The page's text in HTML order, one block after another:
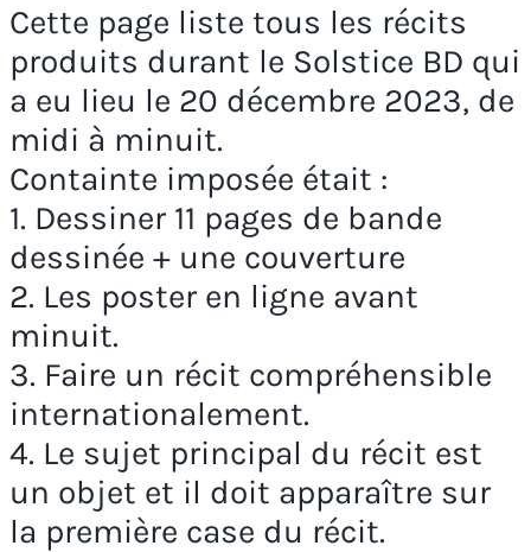
Cette page liste tous les récits
produits durant le Solstice BD qui
a eu lieu le 20 décembre 2023, de
midi à minuit.
Containte imposée était :
1. Dessiner 11 pages de bande
dessinée + une couverture
2. Les poster en ligne avant
minuit.
3. Faire un récit compréhensible
internationalement.
4. Le sujet principal du récit est
un objet et il doit apparaître sur
la première case du récit.